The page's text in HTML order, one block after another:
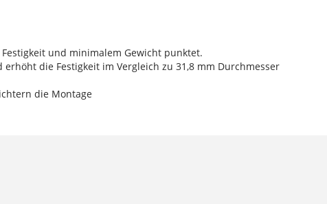
und minimalem Gewicht punktet.
die Festigkeit im Vergleich zu 31,8 mm Durchmesser
die Montage